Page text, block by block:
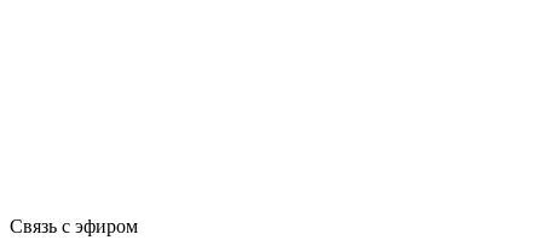
Связь с эфиром